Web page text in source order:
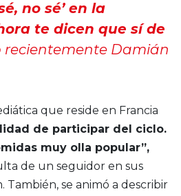
no sé’ en la
te dicen que sí de
recientemente Damián
que reside en Francia
de participar del ciclo.
muy olla popular”,
de un seguidor en sus
También, se animó a describir